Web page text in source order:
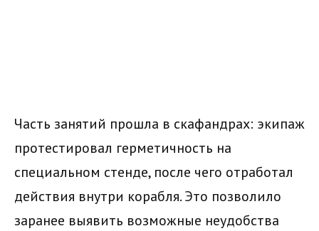
Часть занятий прошла в скафандрах: экипаж
протестировал герметичность на
специальном стенде, после чего отработал
действия внутри корабля. Это позволило
заранее выявить возможные неудобства